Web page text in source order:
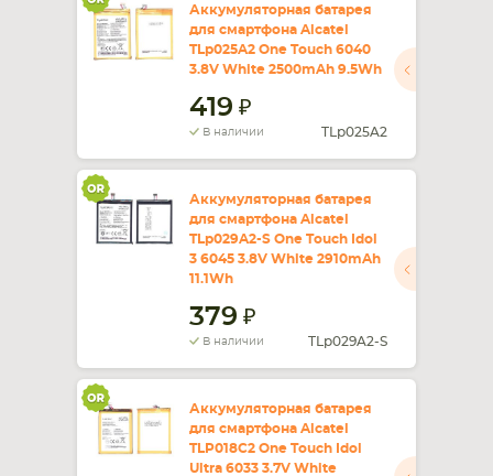
Аккумуляторная батарея
для смартфона Alcatel
TLp025A2 One Touch 6040
3.8V White 2500mAh 9.5Wh
419
В наличии TLp025A2
Аккумуляторная батарея
для смартфона Alcatel
TLp029A2-S One Touch Idol
3 6045 3.8V White 2910mAh
11.1Wh
379
В наличии TLp029A2-S
Аккумуляторная батарея
для смартфона Alcatel
TLP018C2 One Touch Idol
Ultra 6033 3.7V White